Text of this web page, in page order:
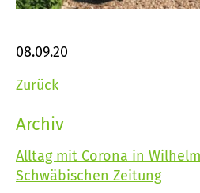
08.09.20
Zurück
Archiv
Alltag mit Corona in
Schwäbischen Zeitung